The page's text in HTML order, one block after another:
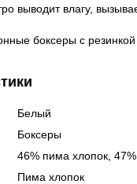
выводит влагу,
боксеры с резинкой
Белый
Боксеры
46% пима хлопок,
Пима хлопок